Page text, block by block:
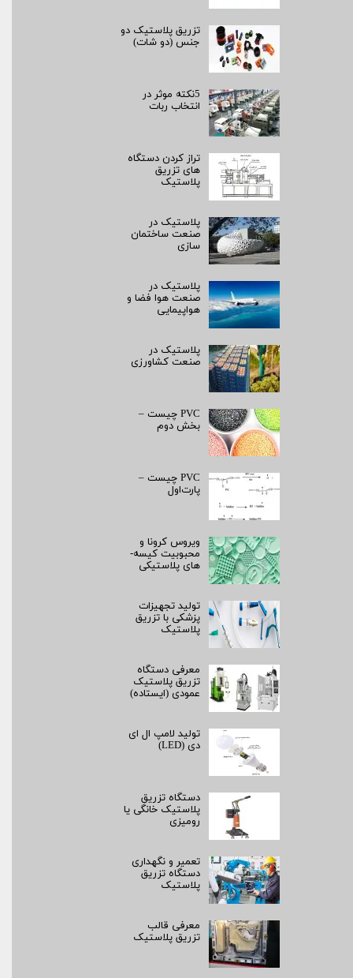
تزریق پلاستیک دو
جنس (دو شات)
5نکته موثر در
انتخاب ربات
تراز کردن دستگاه
های تزریق
پلاستیک
پلاستیک در
صنعت ساختمان
سازی
پلاستیک در
صنعت هوا فضا و
هواپیمایی
پلاستیک در
صنعت کشاورزی
PVC چیست –
بخش دوم
PVC چیست –
پارت‌اول
ویروس کرونا و
محبوبیت کیسه­
های پلاستیکی
تولید تجهیزات
پزشکی با تزریق
پلاستیک
معرفی دستگاه
تزریق پلاستیک
عمودی (ایستاده)
تولید لامپ ال ای
دی (LED)
دستگاه تزریق
پلاستیک خانگی یا
رومیزی
تعمیر و نگهداری
دستگاه تزریق
پلاستیک
معرفی قالب
تزریق پلاستیک